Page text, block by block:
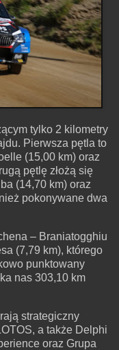
tylko 2 kilometry
Pierwsza pętla to
(15,00 km) oraz
pętlę złożą się
(14,70 km) oraz
pokonywane dwa
– Braniatogghiu
(7,79 km), którego
punktowany
nas 303,10 km
strategiczny
a także Delphi
oraz Grupa